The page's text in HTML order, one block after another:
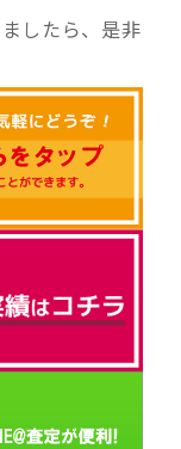
したら、是非